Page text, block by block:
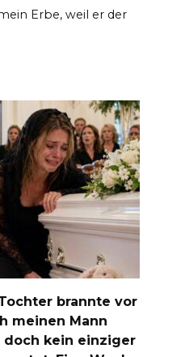
Erbe, weil er der
brannte vor
meinen Mann
kein einziger